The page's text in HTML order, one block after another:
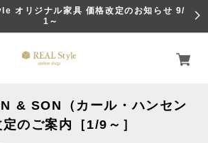
オリジナル家具 価格改定のお知らせ 9/
1～
& SON（カール・ハンセン
のご案内［1/9～］